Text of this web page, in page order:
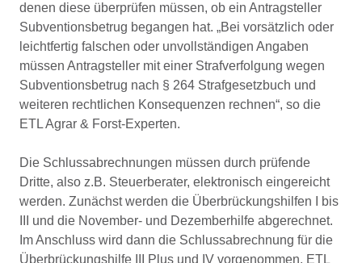
denen diese überprüfen müssen, ob ein Antragsteller
Subventionsbetrug begangen hat. „Bei vorsätzlich oder
leichtfertig falschen oder unvollständigen Angaben
müssen Antragsteller mit einer Strafverfolgung wegen
Subventionsbetrug nach § 264 Strafgesetzbuch und
weiteren rechtlichen Konsequenzen rechnen“, so die
ETL Agrar & Forst-Experten.
Die Schlussabrechnungen müssen durch prüfende
Dritte, also z.B. Steuerberater, elektronisch eingereicht
werden. Zunächst werden die Überbrückungshilfen I bis
III und die November- und Dezemberhilfe abgerechnet.
Im Anschluss wird dann die Schlussabrechnung für die
Überbrückungshilfe III Plus und IV vorgenommen. ETL